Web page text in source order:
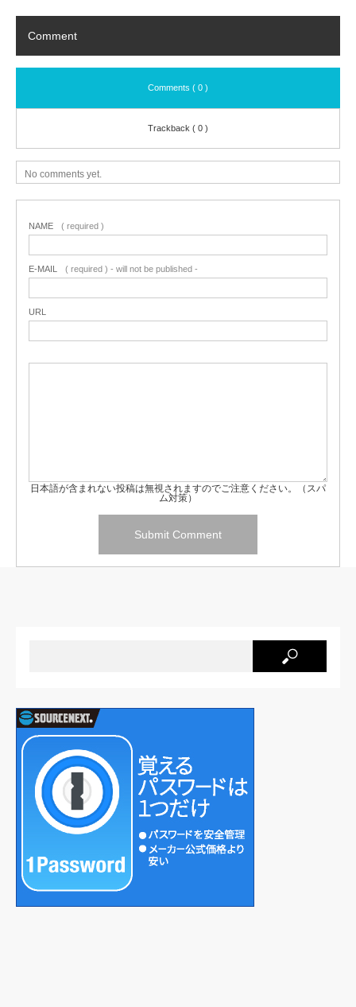
Comment
Comments ( 0 )
Trackback ( 0 )
No comments yet.
NAME ( required )
E-MAIL ( required ) - will not be published -
URL
日本語が含まれない投稿は無視されますのでご注意ください。（スパ
ム対策）